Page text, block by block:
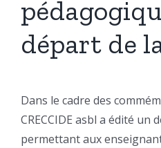
départ de
Dans le cadre des
CRECCIDE asbl a édité un
permettant aux